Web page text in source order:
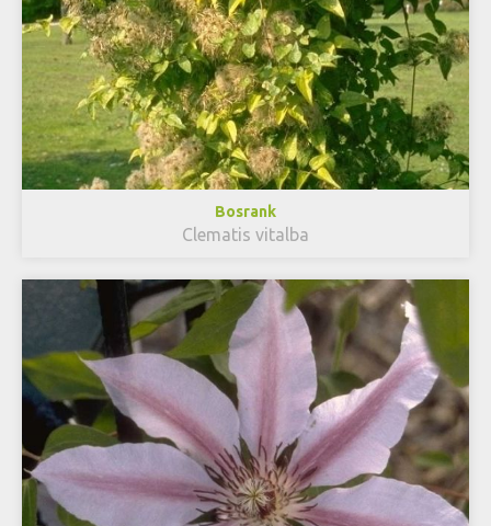
Bosrank
Clematis vitalba